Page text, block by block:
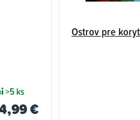
>5 ks
€
Ostrov pre